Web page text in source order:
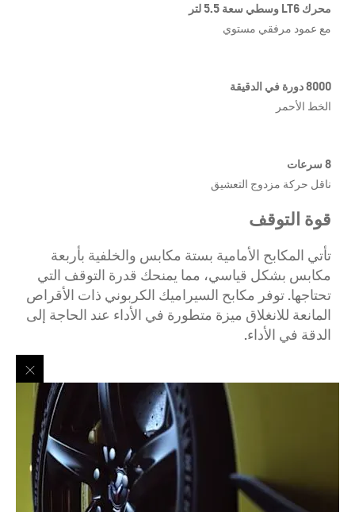
محرك LT6 وسطي سعة 5.5 لتر
مع عمود مرفقي مستوي
8000 دورة في الدقيقة
الخط الأحمر
8 سرعات
ناقل حركة مزدوج التعشيق
قوة التوقف
تأتي المكابح الأمامية بستة مكابس والخلفية بأربعة
مكابس بشكل قياسي، مما يمنحك قدرة التوقف التي
تحتاجها. توفر مكابح السيراميك الكربوني ذات الأقراص
المانعة للانغلاق ميزة متطورة في الأداء عند الحاجة إلى
الدقة في الأداء.